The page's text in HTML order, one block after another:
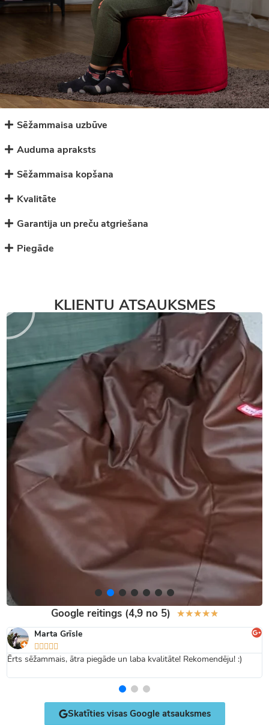
Sēžammaisa uzbūve
Auduma apraksts
Sēžammaisa kopšana
Kvalitāte
Garantija un preču atgriešana
Piegāde
KLIENTU ATSAUKSMES
Google reitings (4,9 no 5) ★★★★★
Marta Grīsle
    
Ērts sēžammais, ātra piegāde un laba kvalitāte! Rekomendēju! :)
Skatīties visas Google atsauksmes